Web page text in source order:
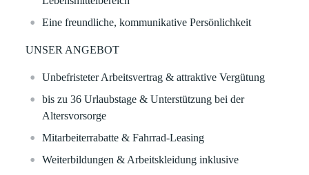
Eine freundliche, kommunikative Persönlichkeit
UNSER ANGEBOT
Unbefristeter Arbeitsvertrag & attraktive Vergütung
bis zu 36 Urlaubstage & Unterstützung bei der
Altersvorsorge
Mitarbeiterrabatte & Fahrrad-Leasing
Weiterbildungen & Arbeitskleidung inklusive